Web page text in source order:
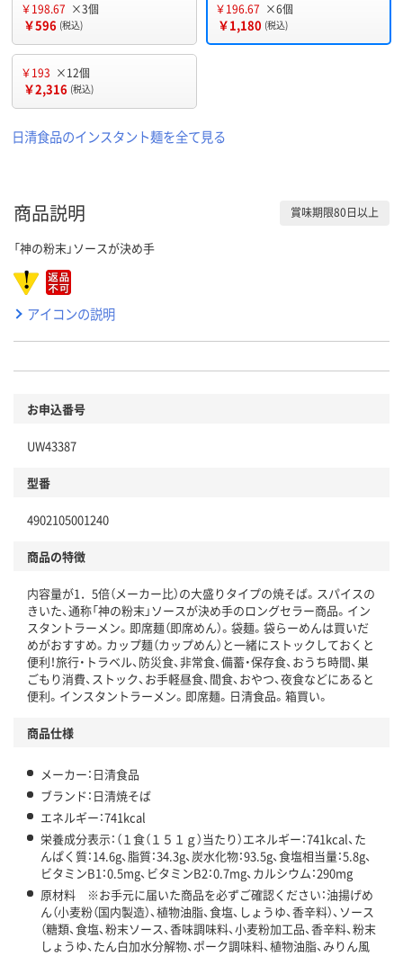
￥198.67 ×3個
￥596 (税込)
￥196.67 ×6個
￥1,180 (税込)
￥193 ×12個
￥2,316 (税込)
日清食品のインスタント麺を全て見る
商品説明 賞味期限80日以上
「神の粉末」ソースが決め手
アイコンの説明
お申込番号
UW43387
型番
4902105001240
商品の特徴
内容量が1．5倍（メーカー比）の大盛りタイプの焼そば。スパイスの
きいた、通称「神の粉末」ソースが決め手のロングセラー商品。イン
スタントラーメン。即席麺（即席めん）。袋麺。袋らーめんは買いだ
めがおすすめ。カップ麺（カップめん）と一緒にストックしておくと
便利！旅行・トラベル、防災食、非常食、備蓄・保存食、おうち時間、巣
ごもり消費、ストック、お手軽昼食、間食、おやつ、夜食などにあると
便利。インスタントラーメン。即席麺。日清食品。箱買い。
商品仕様
メーカー：日清食品
ブランド：日清焼そば
エネルギー：741kcal
栄養成分表示：（１食（１５１ｇ）当たり）エネルギー：741kcal、た
んぱく質：14.6g、脂質：34.3g、炭水化物：93.5g、食塩相当量：5.8g、
ビタミンB1：0.5mg、ビタミンB2：0.7mg、カルシウム：290mg
原材料 ※お手元に届いた商品を必ずご確認ください：油揚げめ
ん（小麦粉（国内製造）、植物油脂、食塩、しょうゆ、香辛料）、ソース
（糖類、食塩、粉末ソース、香味調味料、小麦粉加工品、香辛料、粉末
しょうゆ、たん白加水分解物、ポーク調味料、植物油脂、みりん風